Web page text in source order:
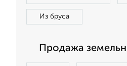
Из бруса
Продажа